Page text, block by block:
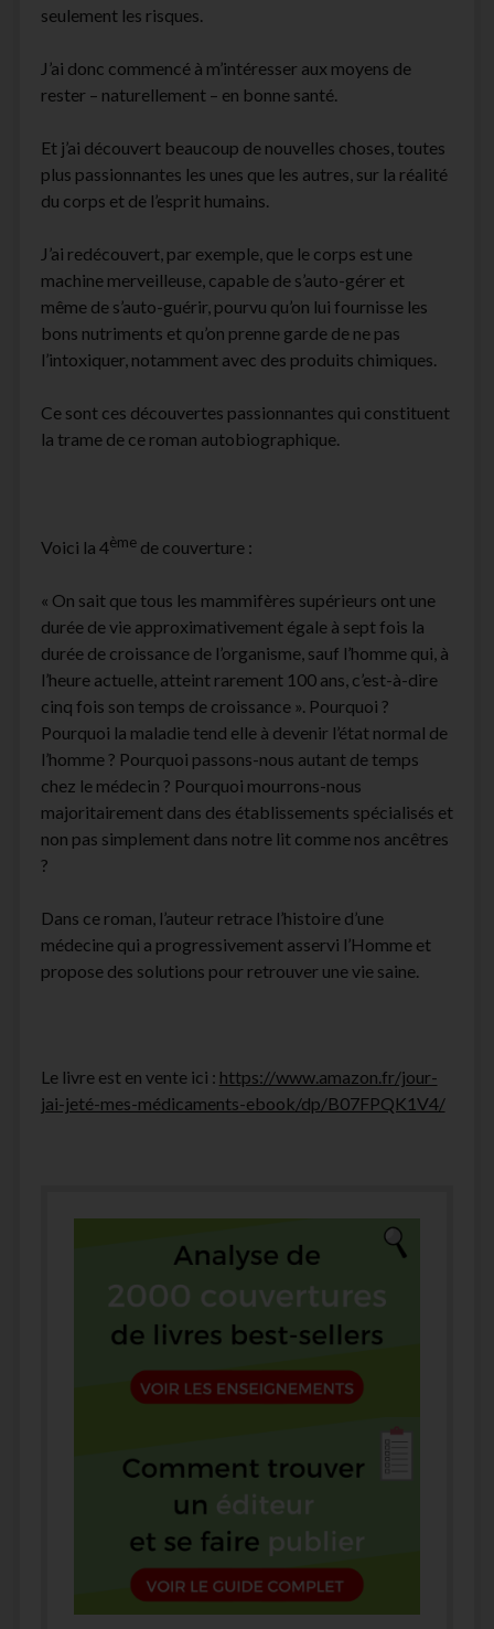
seulement les risques.
J’ai donc commencé à m’intéresser aux moyens de
rester – naturellement – en bonne santé.
Et j’ai découvert beaucoup de nouvelles choses, toutes
plus passionnantes les unes que les autres, sur la réalité
du corps et de l’esprit humains.
J’ai redécouvert, par exemple, que le corps est une
machine merveilleuse, capable de s’auto-gérer et
même de s’auto-guérir, pourvu qu’on lui fournisse les
bons nutriments et qu’on prenne garde de ne pas
l’intoxiquer, notamment avec des produits chimiques.
Ce sont ces découvertes passionnantes qui constituent
la trame de ce roman autobiographique.
Voici la 4èmede couverture :
« On sait que tous les mammifères supérieurs ont une
durée de vie approximativement égale à sept fois la
durée de croissance de l’organisme, sauf l’homme qui, à
l’heure actuelle, atteint rarement 100 ans, c’est-à-dire
cinq fois son temps de croissance ». Pourquoi ?
Pourquoi la maladie tend elle à devenir l’état normal de
l’homme ? Pourquoi passons-nous autant de temps
chez le médecin ? Pourquoi mourrons-nous
majoritairement dans des établissements spécialisés et
non pas simplement dans notre lit comme nos ancêtres
?
Dans ce roman, l’auteur retrace l’histoire d’une
médecine qui a progressivement asservi l’Homme et
propose des solutions pour retrouver une vie saine.
Le livre est en vente ici : https://www.amazon.fr/jour-
jai-jeté-mes-médicaments-ebook/dp/B07FPQK1V4/